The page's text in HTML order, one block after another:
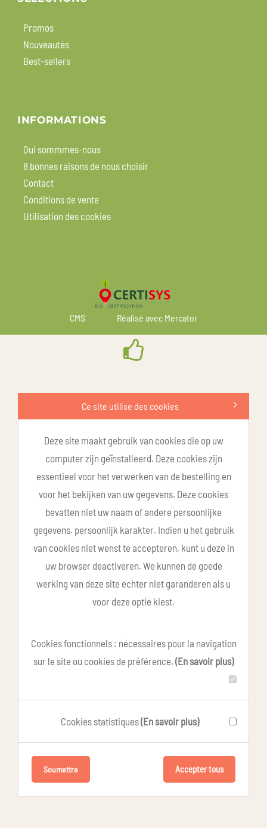
Promos
Nouveautés
Best-sellers
INFORMATIONS
Qui sommmes-nous
8 bonnes raisons de nous choisir
Contact
Conditions de vente
Utilisation des cookies
CMS Réalisé avec Mercator
Ce site utilise des cookies
Deze site maakt gebruik van cookies die op uw
computer zijn geïnstalleerd. Deze cookies zijn
essentieel voor het verwerken van de bestelling en
voor het bekijken van uw gegevens. Deze cookies
bevatten niet uw naam of andere persoonlijke
gegevens. persoonlijk karakter. Indien u het gebruik
van cookies niet wenst te accepteren, kunt u deze in
uw browser deactiveren. We kunnen de goede
werking van deze site echter niet garanderen als u
voor deze optie kiest.
Cookies fonctionnels : nécessaires pour la navigation
sur le site ou cookies de préférence. (En savoir plus)
Cookies statistiques(En savoir plus)
Soumettre Accepter tous